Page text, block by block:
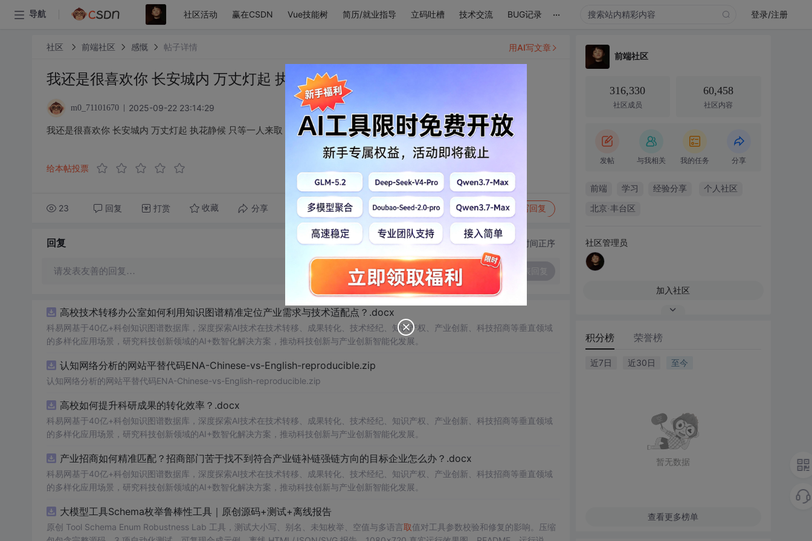
导航 社区活动 赢在CSDN Vue技能树 简历/就业指导 立码吐槽 技术交流 BUG记录 ... 登录/注册
社区 前端社区 感慨 帖子详情
我还是很喜欢你 长安城内 万丈灯起 执花静候 只等一人来取
m0_71101670 2025-09-22 23:14:29
我还是很喜欢你 长安城内 万丈灯起 执花静候 只等一人来取
给本帖投票
23 回复 打赏 收藏 分享 转发到动态 举报 写回复
用AI写文章
回复 切换为时间正序
请发表友善的回复…
高校技术转移办公室如何利用知识图谱精准定位产业需求与技术适配点？.docx
科易网基于40亿+科创知识图谱数据库，深度探索AI技术在技术转移、成果转化、技术经纪、知识产权、产业创新、科技招商等垂直领域
的多样化应用场景，研究科技创新领域的AI+数智化解决方案，推动科技创新与产业创新智能化发展。
认知网络分析的网站平替代码ENA-Chinese-vs-English-reproducible.zip
认知网络分析的网站平替代码ENA-Chinese-vs-English-reproducible.zip
高校如何提升科研成果的转化效率？.docx
科易网基于40亿+科创知识图谱数据库，深度探索AI技术在技术转移、成果转化、技术经纪、知识产权、产业创新、科技招商等垂直领域
的多样化应用场景，研究科技创新领域的AI+数智化解决方案，推动科技创新与产业创新智能化发展。
产业招商如何精准匹配？招商部门苦于找不到符合产业链补链强链方向的目标企业怎么办？.docx
科易网基于40亿+科创知识图谱数据库，深度探索AI技术在技术转移、成果转化、技术经纪、知识产权、产业创新、科技招商等垂直领域
的多样化应用场景，研究科技创新领域的AI+数智化解决方案，推动科技创新与产业创新智能化发展。
大模型工具Schema枚举鲁棒性工具｜原创源码+测试+离线报告
原创 Tool Schema Enum Robustness Lab 工具，测试大小写、别名、未知枚举、空值与多语言取值对工具参数校验和修复的影响。压缩
前端社区
316,330
社区成员
60,458
社区内容
发帖 与我相关 我的任务 分享
前端 学习 经验分享 个人社区
北京·丰台区
社区管理员
加入社区
积分榜 荣誉榜
近7日 近30日 至今
暂无数据
查看更多榜单